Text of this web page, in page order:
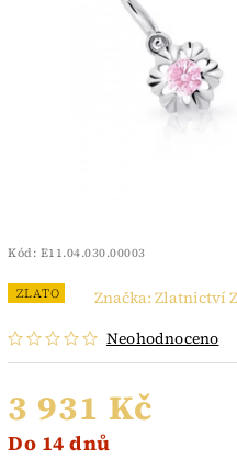
Kód: E11.04.030.00003
ZLATO
Neohodnoceno
Značka: Zlatnictví
3 931 Kč
Do 14 dnů